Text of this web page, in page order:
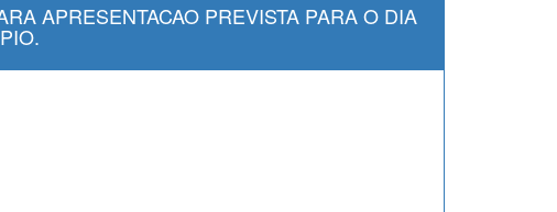
APRESENTACAO PREVISTA PARA O DIA